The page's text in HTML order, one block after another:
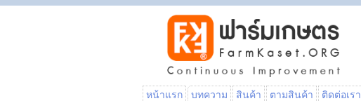
หน้าแรก บทความ สินค้า ตามสินค้า
ติดต่อเรา